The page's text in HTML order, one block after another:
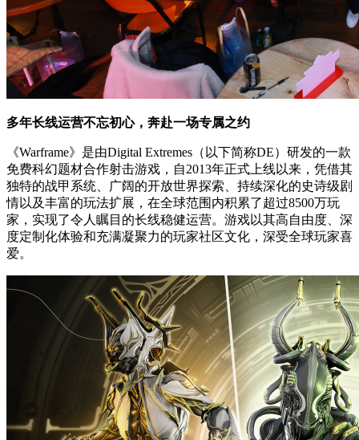
多年长线运营不忘初心，奔赴一场专属之约
《Warframe》是由Digital Extremes（以下简称DE）研发的一款
免费科幻题材合作射击游戏，自2013年正式上线以来，凭借其
独特的战甲系统、广阔的开放世界探索、持续深化的史诗级剧
情以及丰富的玩法扩展，在全球范围内积累了超过8500万玩
家，实现了令人瞩目的长线稳健运营。游戏以其高自由度、深
度定制化体验和充满凝聚力的玩家社区文化，深受全球玩家喜
爱。